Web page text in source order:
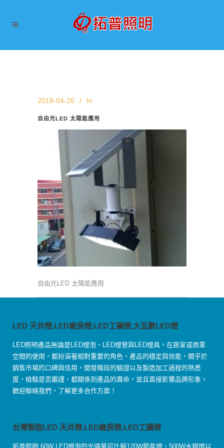
2018-04-20 In
自由光LED 太陽能應用
自由光LED 太陽能應用
LED 天井燈,LED廠房燈,LED工礦燈,大瓦數LED燈
LED照明產品無論是LED燈泡、LED燈管與LED燈具，在居家或商業
空間的使用，都扮演著相對重要的角色，產品的穩定與效能，關乎於
銷售市場的口碑與信用，開發階段的驗證以及製造加工過程的熟悉
度，檢驗是否嚴謹，都關係到產品的壽命，並且直接影響品牌形象。
歡迎聯絡我們，了解更多合作方案！
台灣製造LED 天井燈,LED廠房燈,LED工礦燈
拓普照明 60W LED燈泡的光通量可比擬120W節能燈、500W水銀燈以